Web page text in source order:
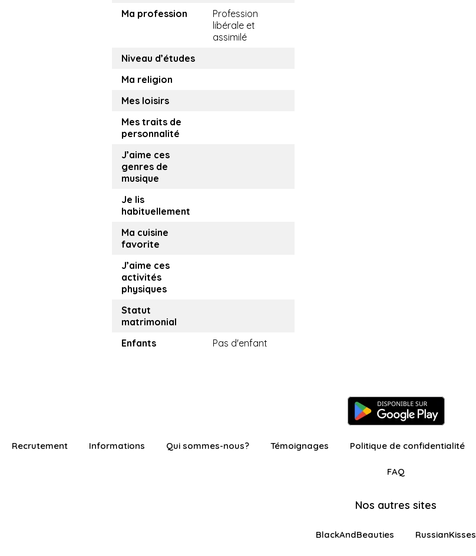
Ma profession
Profession
libérale et
assimilé
Niveau d’études
Ma religion
Mes loisirs
Mes traits de
personnalité
J’aime ces
genres de
musique
Je lis
habituellement
Ma cuisine
favorite
J’aime ces
activités
physiques
Statut
matrimonial
Enfants
Pas d'enfant
Recrutement Informations Qui sommes-nous? Témoignages Politique de confidentialité
FAQ
Nos autres sites
BlackAndBeauties RussianKisses